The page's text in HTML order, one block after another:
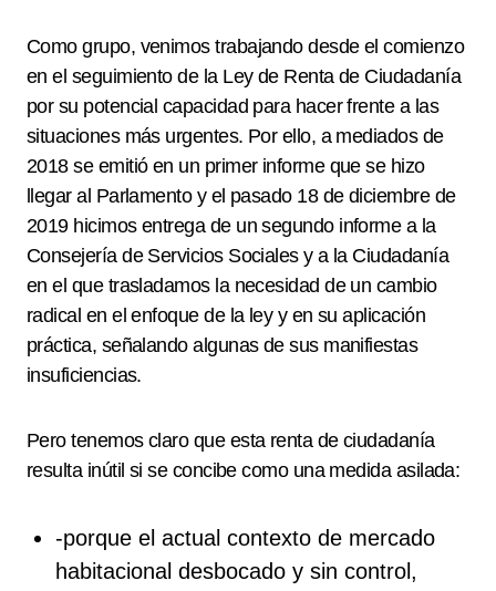
Como grupo, venimos trabajando desde el comienzo
en el seguimiento de la Ley de Renta de Ciudadanía
por su potencial capacidad para hacer frente a las
situaciones más urgentes. Por ello, a mediados de
2018 se emitió en un primer informe que se hizo
llegar al Parlamento y el pasado 18 de diciembre de
2019 hicimos entrega de un segundo informe a la
Consejería de Servicios Sociales y a la Ciudadanía
en el que trasladamos la necesidad de un cambio
radical en el enfoque de la ley y en su aplicación
práctica, señalando algunas de sus manifiestas
insuficiencias.
Pero tenemos claro que esta renta de ciudadanía
resulta inútil si se concibe como una medida asilada:
-porque el actual contexto de mercado
habitacional desbocado y sin control,